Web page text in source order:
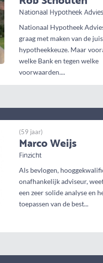
Nationaal Hypotheek Advies
Nationaal Hypotheek
graag met maken van de
hypotheekkeuze. Maar
welke Bank en tegen welke
voorwaarden....
(59 jaar)
Marco Weijs
Finzicht
Als bevlogen,
onafhankelijk adviseur,
een zeer solide analyse en
toepassen van de best...